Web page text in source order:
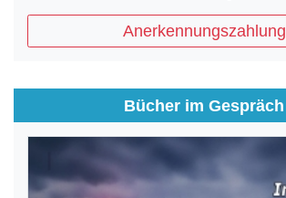
Anerkennungszahlung
Bücher im Gespräch